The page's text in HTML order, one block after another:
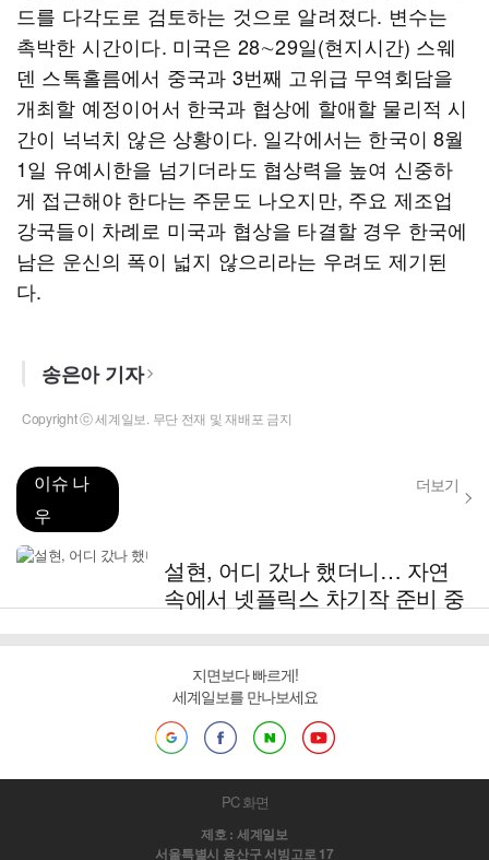
드를 다각도로 검토하는 것으로 알려졌다. 변수는
촉박한 시간이다. 미국은 28∼29일(현지시간) 스웨
덴 스톡홀름에서 중국과 3번째 고위급 무역회담을
개최할 예정이어서 한국과 협상에 할애할 물리적 시
간이 넉넉치 않은 상황이다. 일각에서는 한국이 8월
1일 유예시한을 넘기더라도 협상력을 높여 신중하
게 접근해야 한다는 주문도 나오지만, 주요 제조업
강국들이 차례로 미국과 협상을 타결할 경우 한국에
남은 운신의 폭이 넓지 않으리라는 우려도 제기된
다.
송은아 기자
Copyright ⓒ 세계일보. 무단 전재 및 재배포 금지
이슈 나
우
더보기
설현, 어디 갔나 했더니… 자연
속에서 넷플릭스 차기작 준비 중
지면보다 빠르게!
세계일보를 만나보세요
PC 화면
제호 : 세계일보
서울특별시 용산구 서빙고로 17